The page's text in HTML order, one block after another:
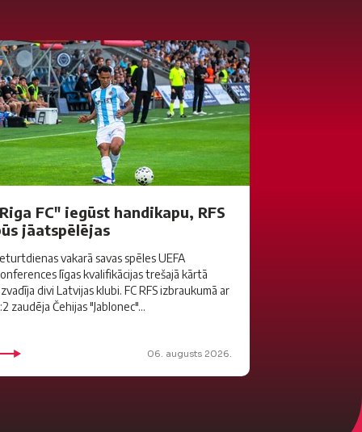
FC" iegūst handikapu, RFS
jāatspēlējas
vakarā savas spēles UEFA
līgas kvalifikācijas trešajā kārtā
divi Latvijas klubi. FC RFS izbraukumā ar
zaudēja Čehijas "Jablonec"...
06. augusts 2026.